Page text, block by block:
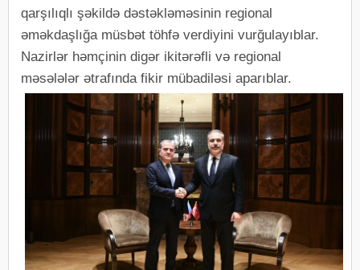
qarşılıqlı şəkildə dəstəkləməsinin regional
əməkdaşlığa müsbət töhfə verdiyini vurğulayıblar.
Nazirlər həmçinin digər ikitərəfli və regional
məsələlər ətrafında fikir mübadiləsi aparıblar.